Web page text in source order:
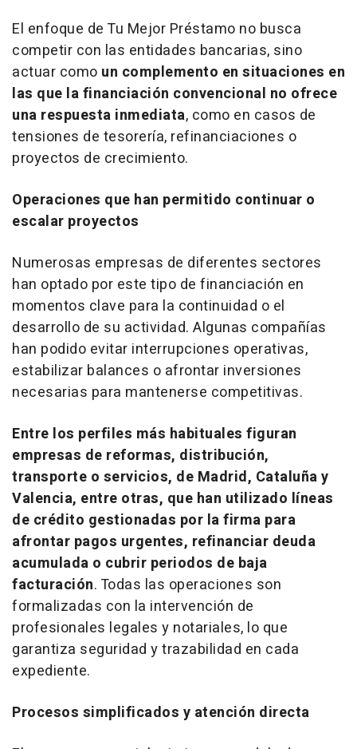
El enfoque de Tu Mejor Préstamo no busca
competir con las entidades bancarias, sino
actuar como un complemento en situaciones en
las que la financiación convencional no ofrece
una respuesta inmediata, como en casos de
tensiones de tesorería, refinanciaciones o
proyectos de crecimiento.
Operaciones que han permitido continuar o
escalar proyectos
Numerosas empresas de diferentes sectores
han optado por este tipo de financiación en
momentos clave para la continuidad o el
desarrollo de su actividad. Algunas compañías
han podido evitar interrupciones operativas,
estabilizar balances o afrontar inversiones
necesarias para mantenerse competitivas.
Entre los perfiles más habituales figuran
empresas de reformas, distribución,
transporte o servicios, de Madrid, Cataluña y
Valencia, entre otras, que han utilizado líneas
de crédito gestionadas por la firma para
afrontar pagos urgentes, refinanciar deuda
acumulada o cubrir periodos de baja
facturación. Todas las operaciones son
formalizadas con la intervención de
profesionales legales y notariales, lo que
garantiza seguridad y trazabilidad en cada
expediente.
Procesos simplificados y atención directa